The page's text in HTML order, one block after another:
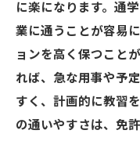
に楽になります。通
業に通うことが容易
ョンを高く保つこと
れば、急な用事や予
すく、計画的に教習
の通いやすさは、免